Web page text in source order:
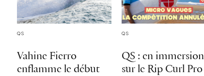
QS
Vahine Fierro
enflamme le début
QS
QS : en immersion
sur le Rip Curl Pro